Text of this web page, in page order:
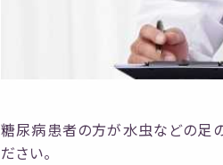
糖尿病患者の方が水虫などの足
ださい。